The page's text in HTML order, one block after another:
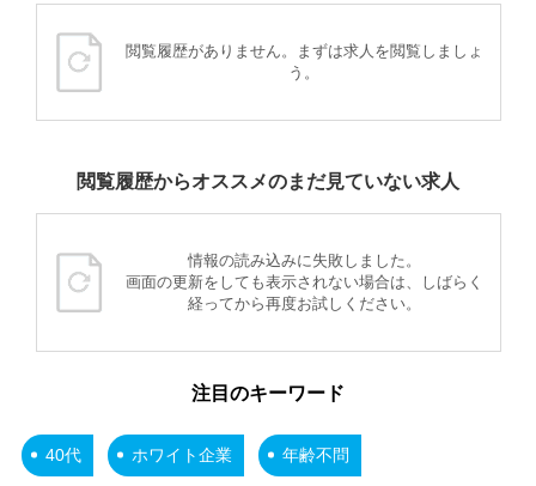
閲覧履歴がありません。まずは求人を閲覧しましょ
う。
閲覧履歴からオススメのまだ見ていない求人
情報の読み込みに失敗しました。
画面の更新をしても表示されない場合は、しばらく
経ってから再度お試しください。
注目のキーワード
40代 ホワイト企業 年齢不問